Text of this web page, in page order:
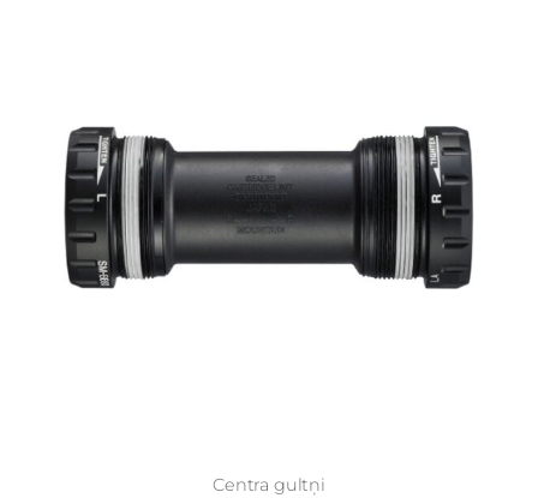
Centra gultņi